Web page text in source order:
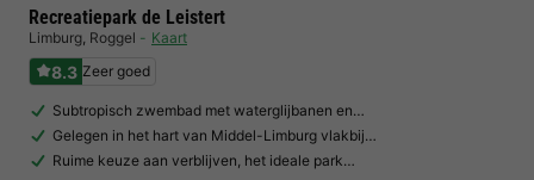
Recreatiepark de Leistert
Limburg, Roggel Kaart
8.3 Zeer goed
Subtropisch zwembad met waterglijbanen en…
Gelegen in het hart van Middel-Limburg vlakbij…
Ruime keuze aan verblijven, het ideale park…